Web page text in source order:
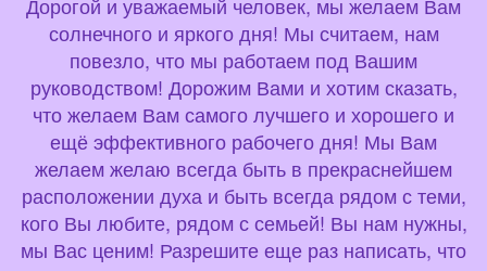
Дорогой и уважаемый человек, мы желаем Вам
солнечного и яркого дня! Мы считаем, нам
повезло, что мы работаем под Вашим
руководством! Дорожим Вами и хотим сказать,
что желаем Вам самого лучшего и хорошего и
ещё эффективного рабочего дня! Мы Вам
желаем желаю всегда быть в прекраснейшем
расположении духа и быть всегда рядом с теми,
кого Вы любите, рядом с семьей! Вы нам нужны,
мы Вас ценим! Разрешите еще раз написать, что